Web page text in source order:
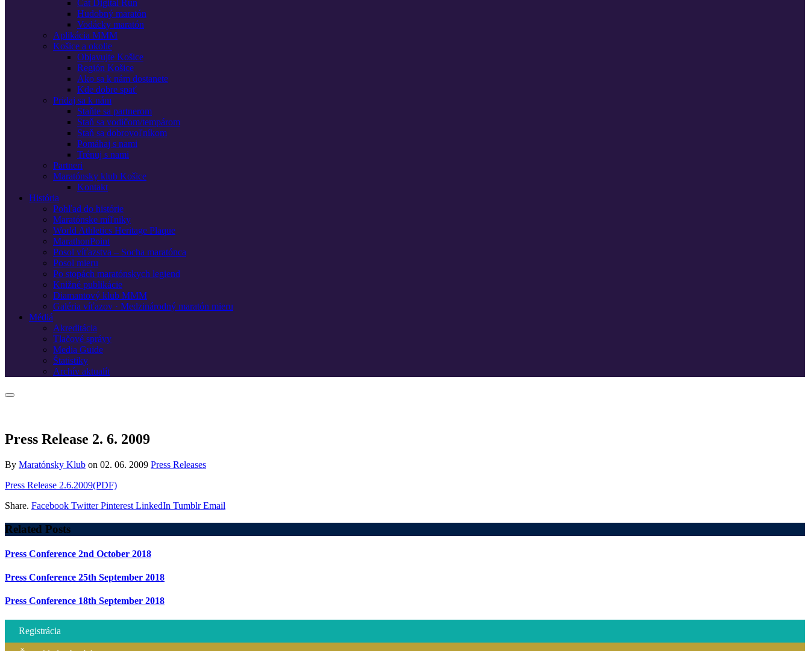
Cat Digital Run
Hudobný maratón
Vodácky maratón
Aplikácia MMM
Košice a okolie
Objavujte Košice
Región Košice
Ako sa k nám dostanete
Kde dobre spať
Pridaj sa k nám
Staňte sa partnerom
Staň sa vodičom/tempárom
Staň sa dobrovoľníkom
Pomáhaj s nami
Trénuj s nami
Partneri
Maratónsky klub Košice
Kontakt
História
Pohľad do histórie
Maratónske míľniky
World Athletics Heritage Plaque
MarathonPoint
Posol víťazstva – Socha maratónca
Posol mieru
Po stopách maratónskych legiend
Knižné publikácie
Diamantový klub MMM
Galéria víťazov · Medzinárodný maratón mieru
Médiá
Akreditácia
Tlačové správy
Media Guide
Štatistiky
Archív aktualít
Press Release 2. 6. 2009
By Maratónsky Klub on 02. 06. 2009 Press Releases
Press Release 2.6.2009(PDF)
Share. Facebook Twitter Pinterest LinkedIn Tumblr Email
Related Posts
Press Conference 2nd October 2018
Press Conference 25th September 2018
Press Conference 18th September 2018
Registrácia